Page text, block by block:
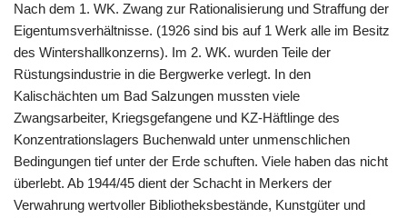
Nach dem 1. WK. Zwang zur Rationalisierung und Straffung der
Eigentumsverhältnisse. (1926 sind bis auf 1 Werk alle im Besitz
des Wintershallkonzerns). Im 2. WK. wurden Teile der
Rüstungsindustrie in die Bergwerke verlegt. In den
Kalischächten um Bad Salzungen mussten viele
Zwangsarbeiter, Kriegsgefangene und KZ-Häftlinge des
Konzentrationslagers Buchenwald unter unmenschlichen
Bedingungen tief unter der Erde schuften. Viele haben das nicht
überlebt. Ab 1944/45 dient der Schacht in Merkers der
Verwahrung wertvoller Bibliotheksbestände, Kunstgüter und